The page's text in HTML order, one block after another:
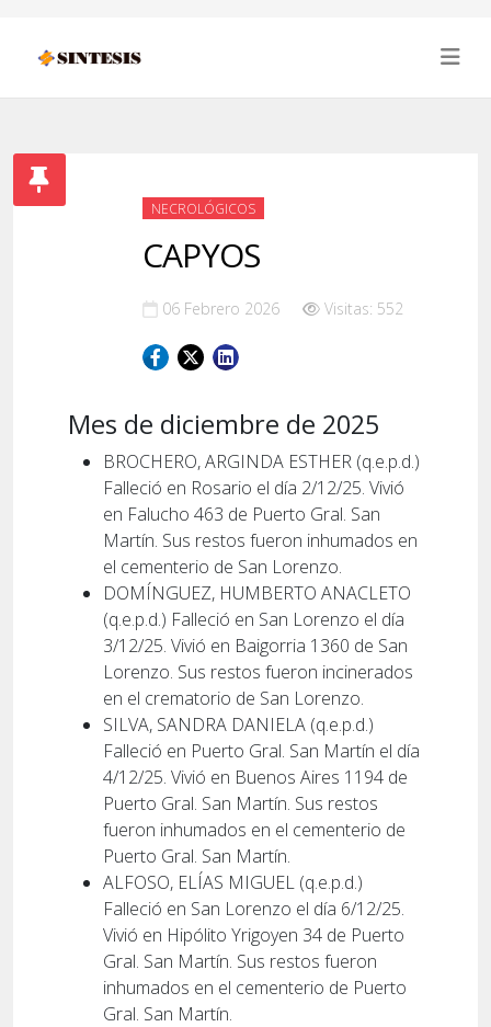
NECROLÓGICOS
CAPYOS
06 Febrero 2026 Visitas: 552
Mes de diciembre de 2025
BROCHERO, ARGINDA ESTHER (q.e.p.d.)
Falleció en Rosario el día 2/12/25. Vivió
en Falucho 463 de Puerto Gral. San
Martín. Sus restos fueron inhumados en
el cementerio de San Lorenzo.
DOMÍNGUEZ, HUMBERTO ANACLETO
(q.e.p.d.) Falleció en San Lorenzo el día
3/12/25. Vivió en Baigorria 1360 de San
Lorenzo. Sus restos fueron incinerados
en el crematorio de San Lorenzo.
SILVA, SANDRA DANIELA (q.e.p.d.)
Falleció en Puerto Gral. San Martín el día
4/12/25. Vivió en Buenos Aires 1194 de
Puerto Gral. San Martín. Sus restos
fueron inhumados en el cementerio de
Puerto Gral. San Martín.
ALFOSO, ELÍAS MIGUEL (q.e.p.d.)
Falleció en San Lorenzo el día 6/12/25.
Vivió en Hipólito Yrigoyen 34 de Puerto
Gral. San Martín. Sus restos fueron
inhumados en el cementerio de Puerto
Gral. San Martín.